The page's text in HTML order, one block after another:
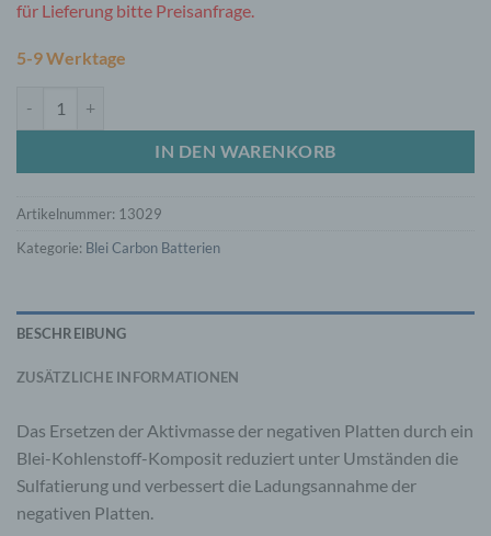
für Lieferung bitte Preisanfrage.
5-9 Werktage
IN DEN WARENKORB
Artikelnummer: 13029
Kategorie: Blei Carbon Batterien
BESCHREIBUNG
ZUSÄTZLICHE INFORMATIONEN
Das Ersetzen der Aktivmasse der negativen Platten durch ein
Blei-Kohlenstoff-Komposit reduziert unter Umständen die
Sulfatierung und verbessert die Ladungsannahme der
negativen Platten.